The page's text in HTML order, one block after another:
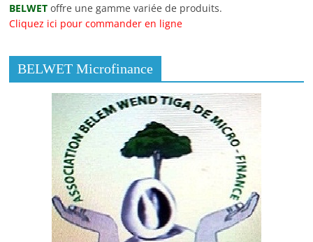
BELWET offre une gamme variée de produits.
Cliquez ici pour commander en ligne
BELWET Microfinance